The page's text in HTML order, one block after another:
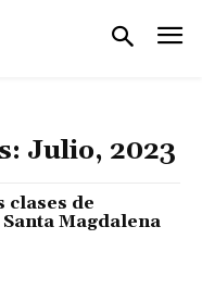
Julio, 2023
clases de
Magdalena